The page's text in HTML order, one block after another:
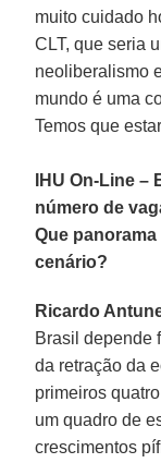
muito cuidado
CLT, que seria
neoliberalismo
mundo é uma
Temos que
IHU On-Line
número de
Que
cenário?
Ricardo
Brasil depende
da retração da
primeiros
um quadro de
crescimentos